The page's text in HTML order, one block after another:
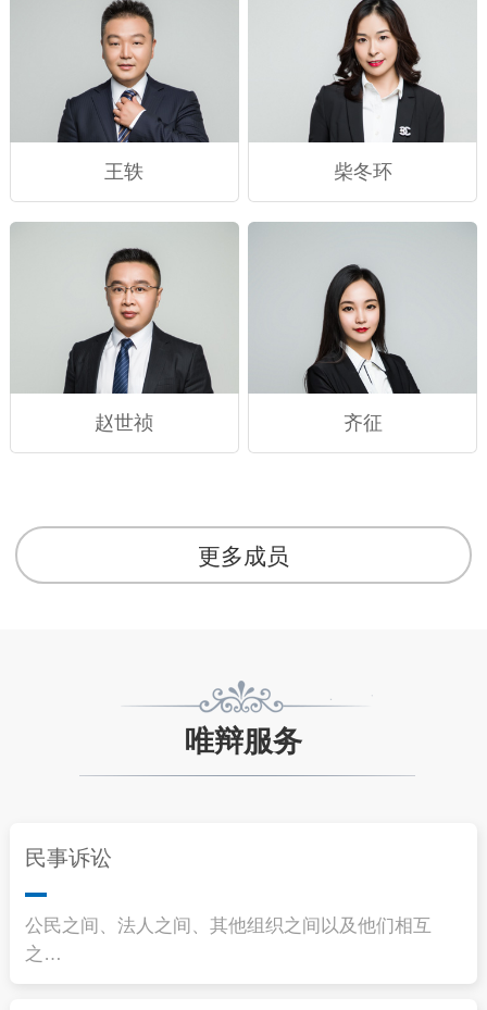
王轶 柴冬环
赵世祯 齐征
更多成员
唯辩服务
民事诉讼
公民之间、法人之间、其他组织之间以及他们相互
之…